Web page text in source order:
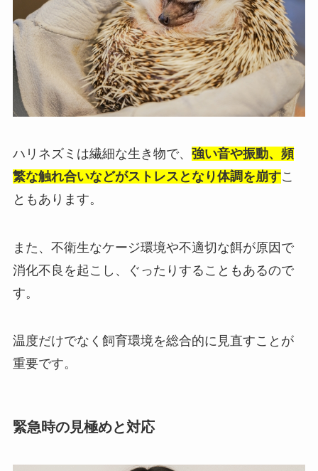
ハリネズミは繊細な生き物で、 強い音や振動、頻
繁な触れ合いなどがストレスとなり体調を崩すこ
ともあります。
また、不衛生なケージ環境や不適切な餌が原因で
消化不良を起こし、ぐったりすることもあるので
す。
温度だけでなく飼育環境を総合的に見直すことが
重要です。
緊急時の見極めと対応